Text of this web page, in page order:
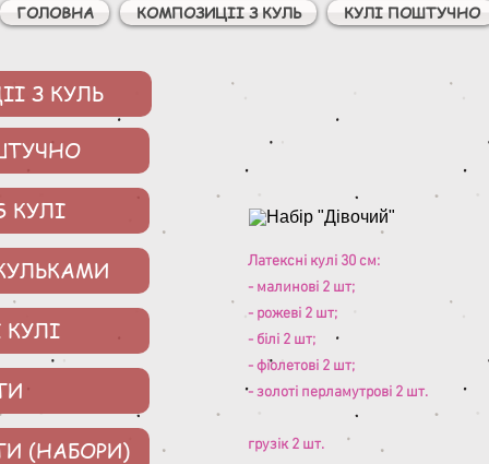
ГОЛОВНА КОМПОЗИЦІІ З КУЛЬ КУЛІ ПОШТУЧНО
Латексні кулі 30 см:
- малинові 2 шт;
- рожеві 2 шт;
- білі 2 шт;
- фіолетові 2 шт;
- золоті перламутрові 2 шт.
грузік 2 шт.
З КУЛЬ
КУЛІ
(НАБОРИ)
КУЛІ